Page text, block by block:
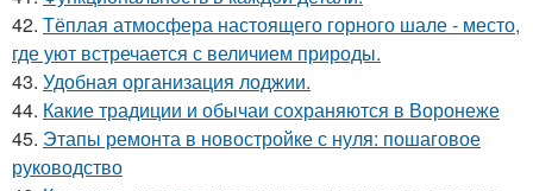
42. Тёплая атмосфера настоящего горного шале - место,
где уют встречается с величием природы.
43. Удобная организация лоджии.
44. Какие традиции и обычаи сохраняются в Воронеже
45. Этапы ремонта в новостройке с нуля: пошаговое
руководство